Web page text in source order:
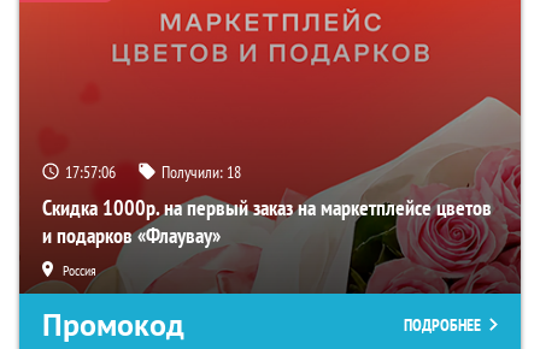
17:57:05 Получили: 18
Скидка 1000р. на первый заказ на маркетплейсе цветов
и подарков «Флаувау»
Россия
Промокод ПОДРОБНЕЕ